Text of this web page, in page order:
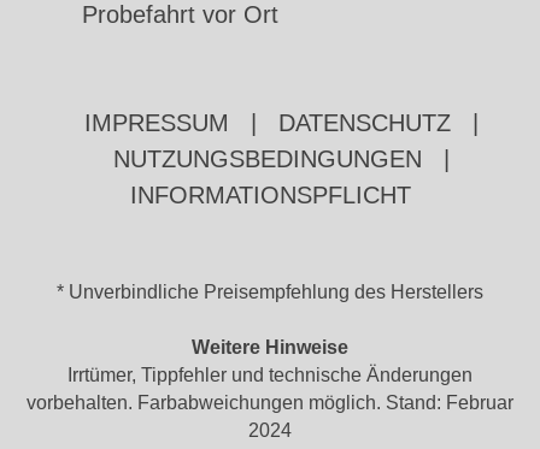
Probefahrt vor Ort
IMPRESSUM DATENSCHUTZ
NUTZUNGSBEDINGUNGEN
INFORMATIONSPFLICHT
* Unverbindliche Preisempfehlung des Herstellers
Weitere Hinweise
Irrtümer, Tippfehler und technische Änderungen
vorbehalten. Farbabweichungen möglich. Stand: Februar
2024